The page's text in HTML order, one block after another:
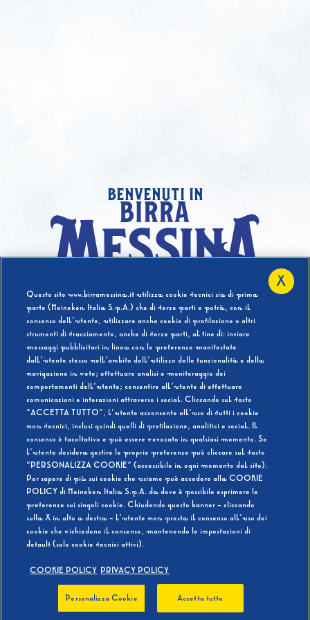
benvenuti in
Hai compiuto 18 Anni?
SI NO
BEVI RESPONSABILMENTE
Questo sito www.birramessina.it utilizza cookie tecnici sia di prima
parte (Heineken Italia S.p.A.) che di terze parti e potrà, con il
consenso dell’utente, utilizzare anche cookie di profilazione o altri
strumenti di tracciamento, anche di terze parti, al fine di: inviare
messaggi pubblicitari in linea con le preferenze manifestate
dall’utente stesso nell’ambito dell’utilizzo delle funzionalità e della
navigazione in rete; effettuare analisi e monitoraggio dei
comportamenti dell’utente; consentire all’utente di effettuare
comunicazioni e interazioni attraverso i social. Cliccando sul tasto
“ACCETTA TUTTO”, l’utente acconsente all’uso di tutti i cookie
non tecnici, inclusi quindi quelli di profilazione, analitici e social. Il
consenso è facoltativo e può essere revocato in qualsiasi momento. Se
l’utente desidera gestire le proprie preferenze può cliccare sul tasto
“PERSONALIZZA COOKIE” (accessibile in ogni momento dal sito).
Per sapere di più sui cookie che usiamo può accedere alla COOKIE
POLICY di Heineken Italia S.p.A. da dove è possibile esprimere le
preferenze sui singoli cookie. Chiudendo questo banner - cliccando
sulla X in alto a destra - l’utente non presta il consenso all’uso dei
cookie che richiedono il consenso, mantenendo le impostazioni di
default (solo cookie tecnici attivi).
COOKIE POLICY PRIVACY POLICY
Personalizza Cookie Accetta tutto
X